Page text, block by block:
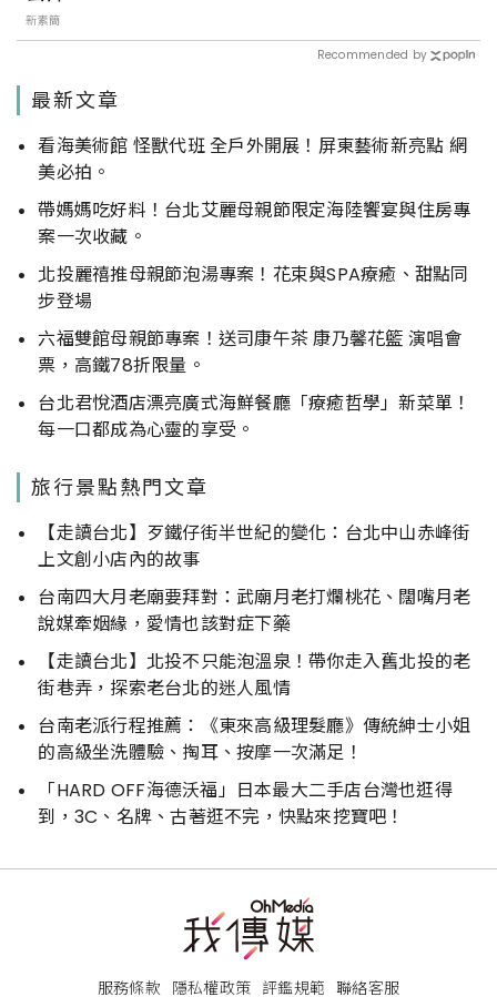
新素簡
Recommended by
最新文章
看海美術館 怪獸代班 全戶外開展！屏東藝術新亮點 網
美必拍。
帶媽媽吃好料！台北艾麗母親節限定海陸饗宴與住房專
案一次收藏。
北投麗禧推母親節泡湯專案！花束與SPA療癒、甜點同
步登場
六福雙館母親節專案！送司康午茶 康乃馨花籃 演唱會
票，高鐵78折限量。
台北君悅酒店漂亮廣式海鮮餐廳「療癒哲學」新菜單！
每一口都成為心靈的享受。
旅行景點熱門文章
【走讀台北】歹鐵仔街半世紀的變化：台北中山赤峰街
上文創小店內的故事
台南四大月老廟要拜對：武廟月老打爛桃花、闊嘴月老
說媒牽姻緣，愛情也該對症下藥
【走讀台北】北投不只能泡溫泉！帶你走入舊北投的老
街巷弄，探索老台北的迷人風情
台南老派行程推薦：《東來高級理髮廳》傳統紳士小姐
的高級坐洗體驗、掏耳、按摩一次滿足！
「HARD OFF海德沃福」日本最大二手店台灣也逛得
到，3C、名牌、古著逛不完，快點來挖寶吧！
服務條款 隱私權政策 評鑑規範 聯絡客服